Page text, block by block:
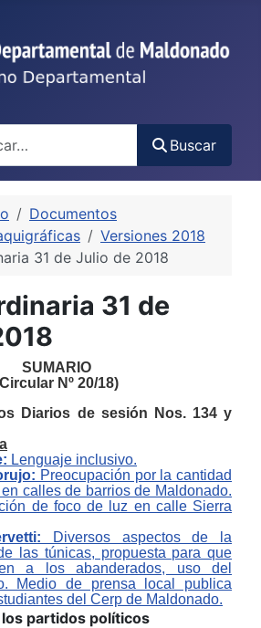
Buscar
Documentos
Versiones 2018
31 de Julio de 2018
31 de
SUMARIO
Nº 20/18)
Diarios de sesión Nos. 134 y
Lenguaje inclusivo.
Preocupación por la cantidad
calles de barrios de Maldonado.
de foco de luz en calle Sierra
Diversos aspectos de la
las túnicas, propuesta para que
a los abanderados, uso del
Medio de prensa local publica
del Cerp de Maldonado.
partidos políticos